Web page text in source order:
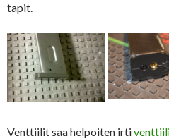
tapit.
Venttiilit saa helpoiten irti